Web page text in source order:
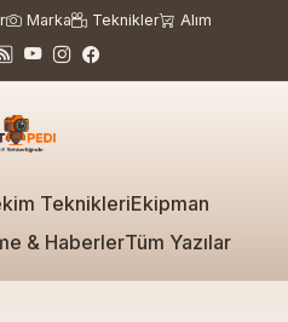
Marka Teknikler Alım
TeknikleriEkipman
& HaberlerTüm Yazılar